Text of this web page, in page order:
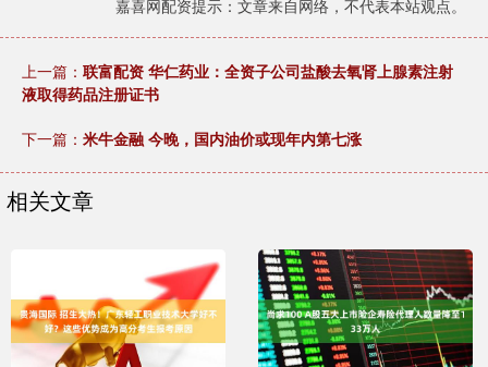
嘉喜网配资提示：文章来自网络，不代表本站观点。
上一篇： 联富配资 华仁药业：全资子公司盐酸去氧肾上腺素注射
液取得药品注册证书
下一篇： 米牛金融 今晚，国内油价或现年内第七涨
相关文章